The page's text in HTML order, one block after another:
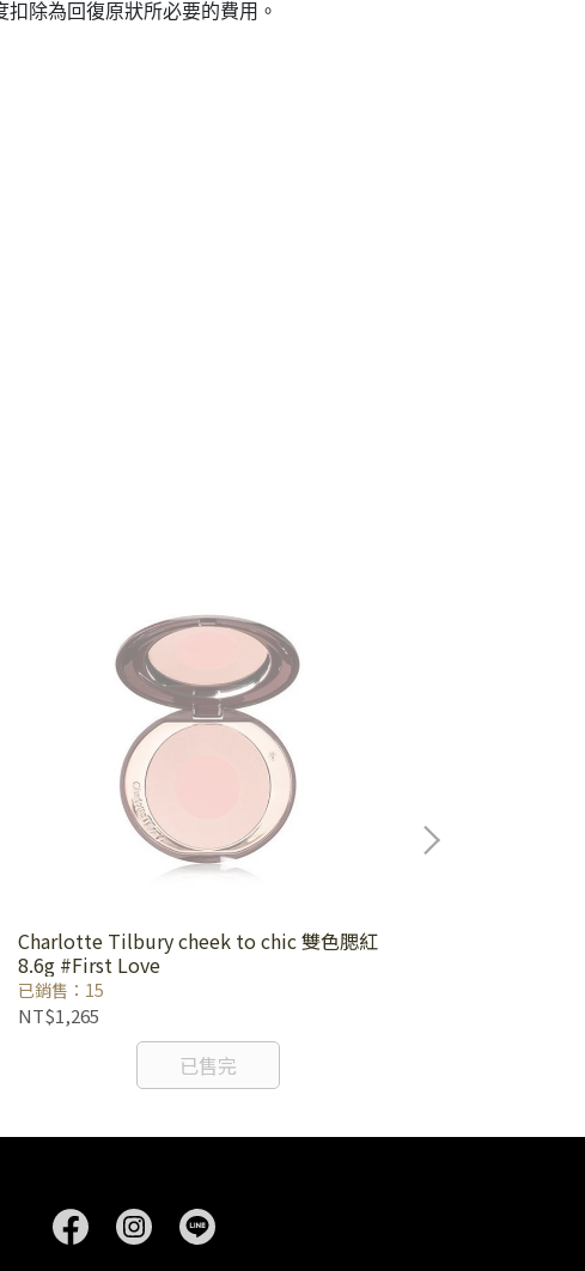
除為回復原狀所必要的費用。
Charlotte Tilbury cheek to chic 雙色腮紅
8.6g #First Love
已銷售：15
NT$1,265
已售完